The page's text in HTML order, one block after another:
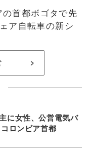
の首都ボゴタで先
ア自転車の新シ
>
に女性、公営電気バ
ロンビア首都